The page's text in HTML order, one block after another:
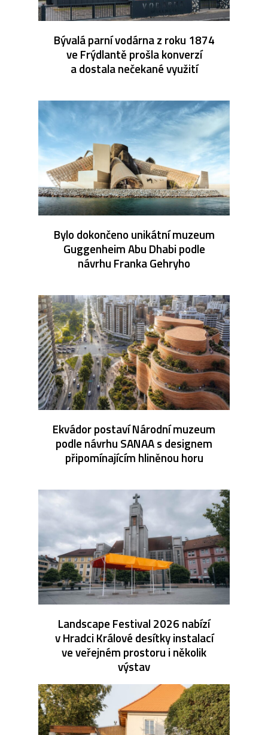
Bývalá parní vodárna z roku 1874
ve Frýdlantě prošla konverzí
a dostala nečekané využití
Bylo dokončeno unikátní muzeum
Guggenheim Abu Dhabi podle
návrhu Franka Gehryho
Ekvádor postaví Národní muzeum
podle návrhu SANAA s designem
připomínajícím hliněnou horu
Landscape Festival 2026 nabízí
v Hradci Králové desítky instalací
ve veřejném prostoru i několik
výstav